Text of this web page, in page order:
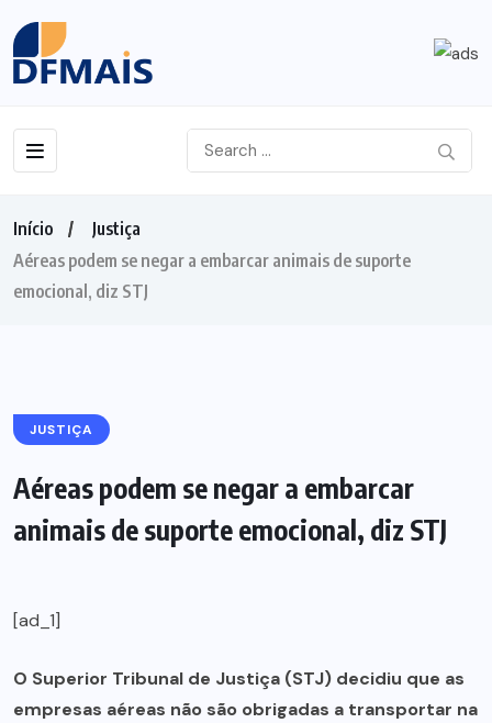
Início
Justiça
Aéreas podem se negar a embarcar animais de suporte
emocional, diz STJ
JUSTIÇA
Aéreas podem se negar a embarcar
animais de suporte emocional, diz STJ
[ad_1]
O Superior Tribunal de Justiça (STJ) decidiu que as
empresas aéreas não são obrigadas a transportar na